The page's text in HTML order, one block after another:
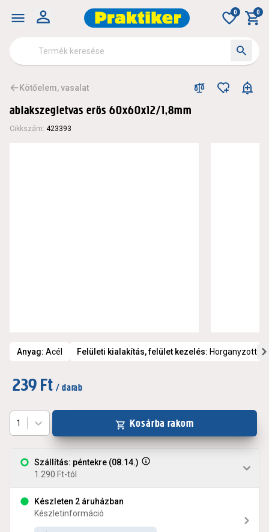
0 0
Kötőelem, vasalat
ablakszegletvas erős 60x60x12/1,8mm
Cikkszám: 423393
Anyag: Acél Felületi kialakítás, felület kezelés: Horganyzott
239 Ft / darab
Szállítás: péntekre (08.14.)
1.290 Ft-tól
Készleten 2 áruházban
Készletinformáció
1 Kosárba rakom